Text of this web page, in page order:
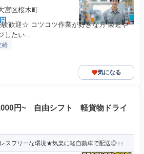
宮区桜木町
歓迎☆ コツコツ作業が好きな方 製造や
したい...
給
気になる
円~ 自由シフト 軽貨物ドライ
スフリーな環境★気楽に軽自動車で配送◎